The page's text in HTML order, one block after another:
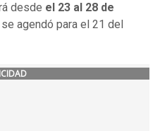
desde el 23 al 28 de
agendó para el 21 del